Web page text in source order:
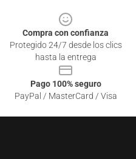
Compra con confianza
Protegido 24/7 desde los clics
hasta la entrega
Pago 100% seguro
PayPal / MasterCard / Visa